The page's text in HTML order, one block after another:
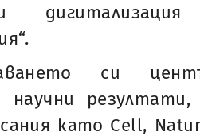
си
научни резултати,
като Cell,